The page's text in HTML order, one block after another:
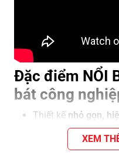
Đặc điểm NỔI
bát công
Thiết kế nhỏ gọn,
Kích thước, kiểu
XEM